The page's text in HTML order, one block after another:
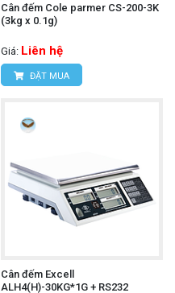
Cân đếm Cole parmer CS-200-3K
(3kg x 0.1g)
Giá: Liên hệ
ĐẶT MUA
Cân đếm Excell
ALH4(H)-30KG*1G + RS232